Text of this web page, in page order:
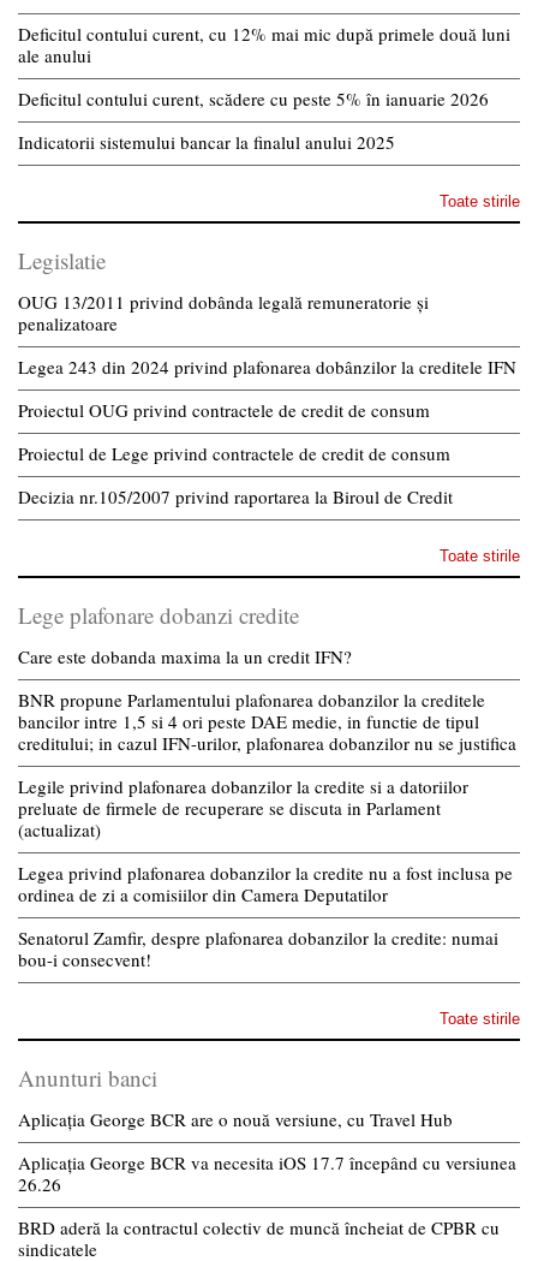
Deficitul contului curent, cu 12% mai mic după primele două luni
ale anului
Deficitul contului curent, scădere cu peste 5% în ianuarie 2026
Indicatorii sistemului bancar la finalul anului 2025
Toate stirile
Legislatie
OUG 13/2011 privind dobânda legală remuneratorie și
penalizatoare
Legea 243 din 2024 privind plafonarea dobânzilor la creditele IFN
Proiectul OUG privind contractele de credit de consum
Proiectul de Lege privind contractele de credit de consum
Decizia nr.105/2007 privind raportarea la Biroul de Credit
Toate stirile
Lege plafonare dobanzi credite
Care este dobanda maxima la un credit IFN?
BNR propune Parlamentului plafonarea dobanzilor la creditele
bancilor intre 1,5 si 4 ori peste DAE medie, in functie de tipul
creditului; in cazul IFN-urilor, plafonarea dobanzilor nu se justifica
Legile privind plafonarea dobanzilor la credite si a datoriilor
preluate de firmele de recuperare se discuta in Parlament
(actualizat)
Legea privind plafonarea dobanzilor la credite nu a fost inclusa pe
ordinea de zi a comisiilor din Camera Deputatilor
Senatorul Zamfir, despre plafonarea dobanzilor la credite: numai
bou-i consecvent!
Toate stirile
Anunturi banci
Aplicația George BCR are o nouă versiune, cu Travel Hub
Aplicația George BCR va necesita iOS 17.7 începând cu versiunea
26.26
BRD aderă la contractul colectiv de muncă încheiat de CPBR cu
sindicatele